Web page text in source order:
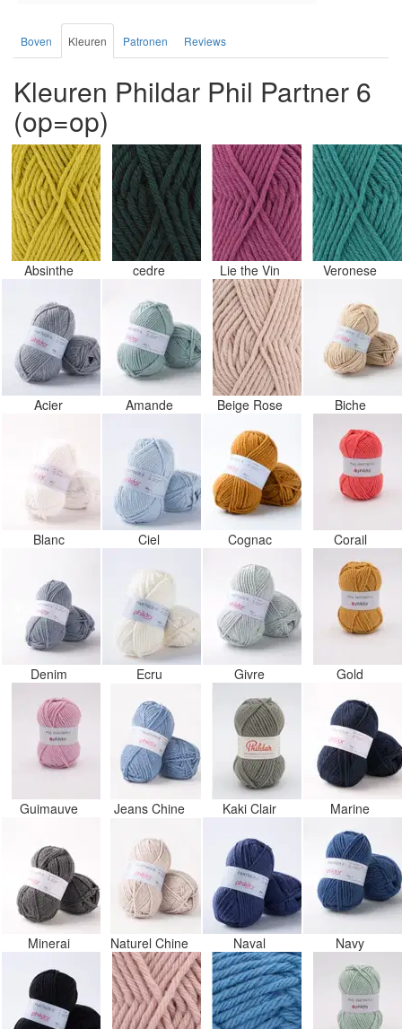
Boven Kleuren Patronen Reviews
Kleuren Phildar Phil Partner 6
(op=op)
Absinthe cedre Lie the Vin Veronese
Acier Amande Beige Rose Biche
Blanc Ciel Cognac Corail
Denim Ecru Givre Gold
Guimauve Jeans Chine Kaki Clair Marine
Minerai Naturel Chine Naval Navy